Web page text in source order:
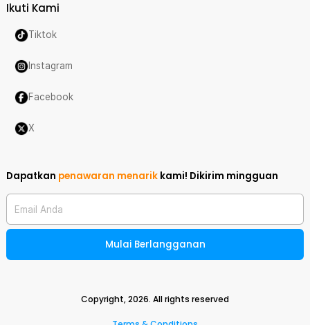
Ikuti Kami
Tiktok
Instagram
Facebook
X
Dapatkan penawaran menarik kami! Dikirim mingguan
Email Anda
Mulai Berlangganan
Copyright,2026. All rights reserved